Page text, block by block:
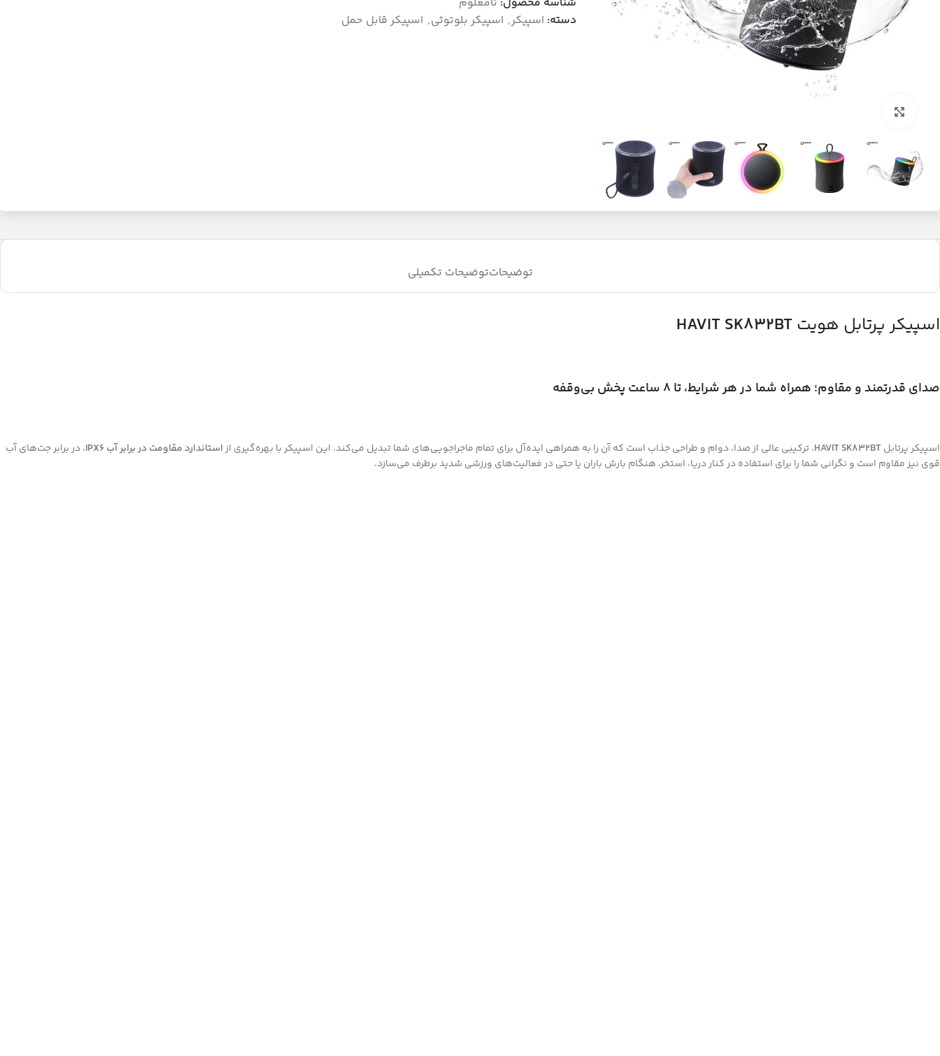
دسته: اسپیکر, اسپیکر بلوتوثی, اسپیکر قابل حمل
توضیحاتتوضیحات تکمیلی
اسپیکر پرتابل هویت HAVIT SK832BT
صدای قدرتمند و مقاوم؛ همراه شما در هر شرایط، تا 8 ساعت پخش بی‌وقفه
اسپیکر پرتابل HAVIT SK832BT، ترکیبی عالی از صدا، دوام و طراحی جذاب است که آن را به همراهی ایده‌آل برای تمام ماجراجویی‌های شما تبدیل می‌کند. این اسپیکر با بهره‌گیری ازاستاندارد مقاومت در برابر آب IPX6
، در برابر جت‌های آب
قوی نیز مقاوم است و نگرانی شما را برای استفاده در کنار دریا، استخر، هنگام بارش باران یا حتی در فعالیت‌های ورزشی شدید برطرف می‌سازد.